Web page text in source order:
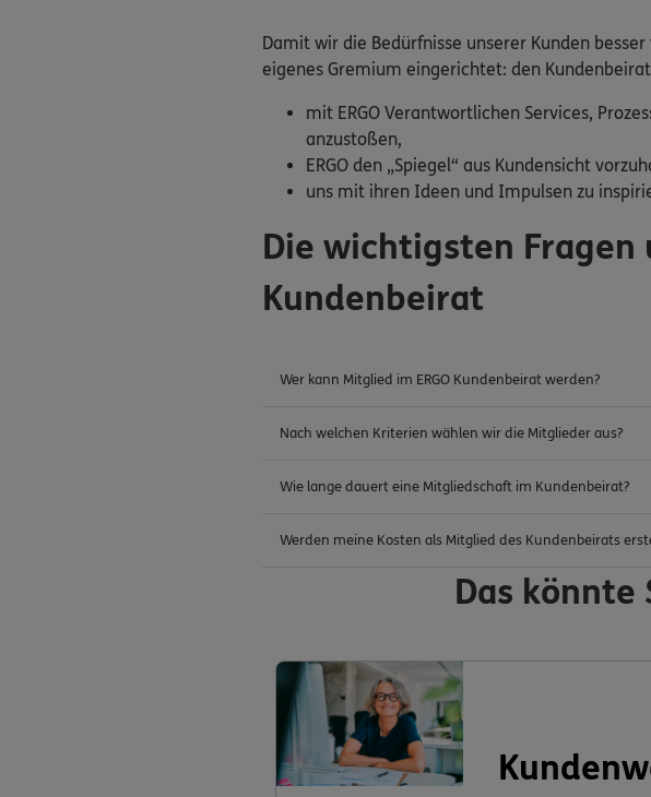
Damit wir die Bedürfnisse unserer Kunden
eigenes Gremium eingerichtet: den
mit ERGO Verantwortlichen Services,
anzustoßen,
ERGO den „Spiegel“ aus Kundensicht
uns mit ihren Ideen und Impulsen zu
Die wichtigsten Fragen
Kundenbeirat
Wer kann Mitglied im ERGO Kundenbeirat werden?
Nach welchen Kriterien wählen wir die Mitglieder aus?
Wie lange dauert eine Mitgliedschaft im Kundenbeirat?
Werden meine Kosten als Mitglied des Kundenbeirats
Das könnte